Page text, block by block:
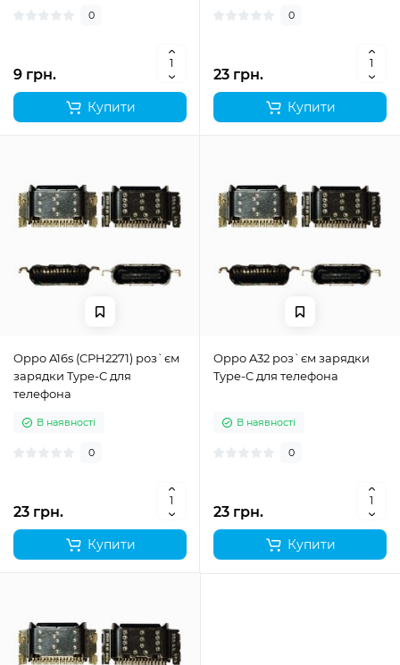
0
9 грн.
Купити
0
23 грн.
Купити
Oppo A16s (CPH2271) роз`єм
зарядки Type-C для
телефона
В наявності
0
23 грн.
Купити
Oppo A32 роз`єм зарядки
Type-C для телефона
В наявності
0
23 грн.
Купити